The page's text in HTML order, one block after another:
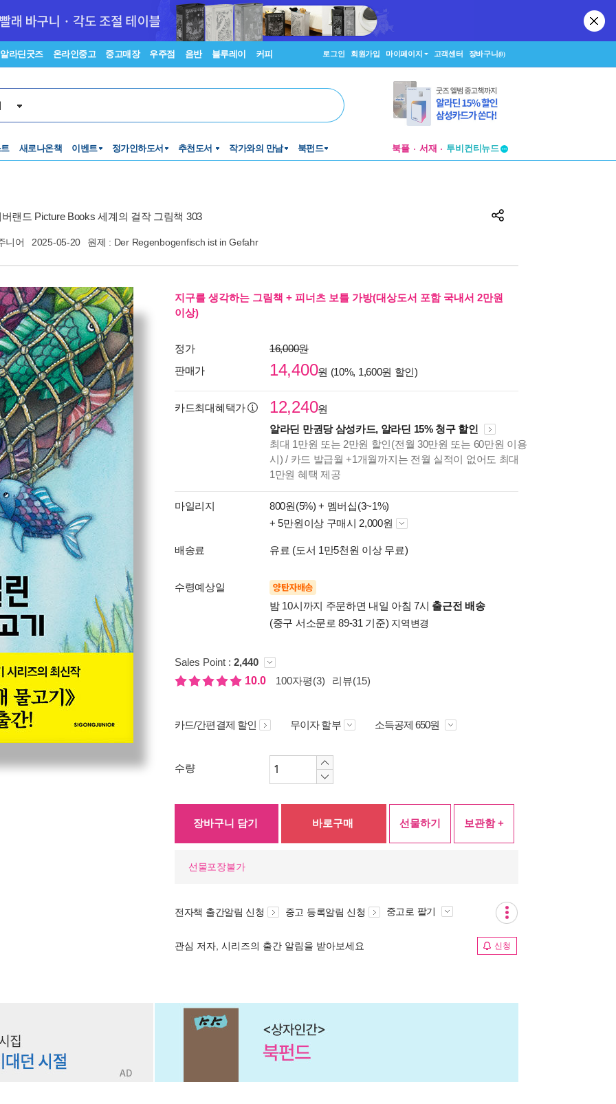
알라딘굿즈 온라인중고 중고매장 우주점 음반 블루레이 커피 로그인 회원가입 마이페이지 고객센터 장바구니(0)
새로나온책 이벤트 정가인하도서 추천도서 작가와의 만남 북펀드 북플 서재
창작플랫폼
랜드 Picture Books 세계의 걸작 그림책 303
니어 2025-05-20 원제 : Der Regenbogenfisch ist in Gefahr
지구를 생각하는 그림책 + 피너츠 보틀 가방(대상도서 포함 국내서 2만원
이상)
정가
16,000원
판매가
14,400원 (10%, 1,600원 할인)
카드최대혜택가 12,240원
알라딘 만권당 삼성카드, 알라딘 15% 청구 할인
최대 1만원 또는 2만원 할인(전월 30만원 또는 60만원 이용
시) / 카드 발급월 +1개월까지는 전월 실적이 없어도 최대
1만원 혜택 제공
마일리지 800원(5%) + 멤버십(3~1%)
+ 5만원이상 구매시 2,000원
배송료 유료 (도서 1만5천원 이상 무료)
수령예상일 양탄자배송
밤 10시까지 주문하면 내일 아침 7시 출근전 배송
(중구 서소문로 89-31 기준) 지역변경
Sales Point : 2,440
10.0
100자평(3) 리뷰(15)
카드/간편결제 할인 무이자 할부 소득공제 650원
수량
장바구니 담기 바로구매 선물하기 보관함 +
선물포장불가
전자책 출간알림 신청 중고 등록알림 신청 중고로 팔기
관심 저자, 시리즈의 출간 알림을 받아보세요 신청